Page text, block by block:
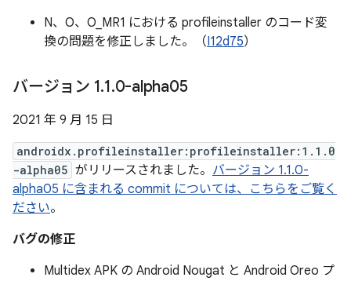
N、O、O_MR1 における profileinstaller のコード変
換の問題を修正しました。（I12d75）
バージョン 1.1.0-alpha05
2021 年 9 月 15 日
androidx.profileinstaller:profileinstaller:1.1.0
-alpha05 がリリースされました。 バージョン 1.1.0-
alpha05 に含まれる commit については、こちらをご覧く
ださい。
バグの修正
Multidex APK の Android Nougat と Android Oreo プ